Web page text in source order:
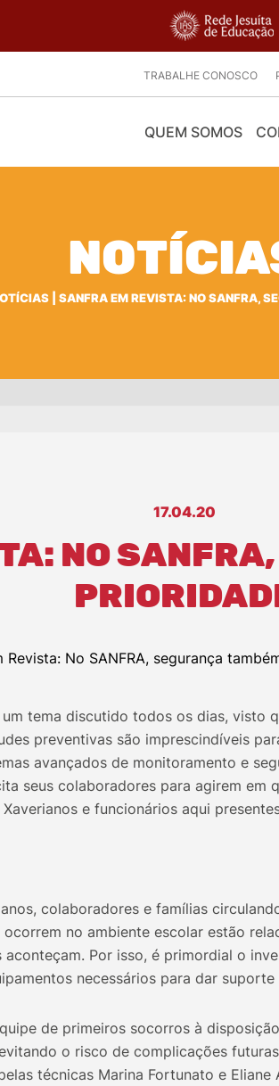
TRABALHE CONOSCO
QUEM SOMOS
SANFRA EM REVISTA: NO SANFRA,
17.04.20
NO
tema discutido todos os dias, visto
preventivas são imprescindíveis
avançados de monitoramento e
seus colaboradores para agirem em
e funcionários aqui
colaboradores e famílias
no ambiente escolar estão
Por isso, é primordial o
necessários para dar
de primeiros socorros à
o risco de complicações
técnicas Marina Fortunato e Eliane